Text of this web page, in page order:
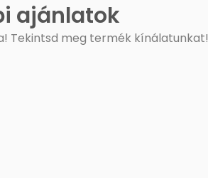
ajánlatok
Tekintsd meg termék kínálatunkat!